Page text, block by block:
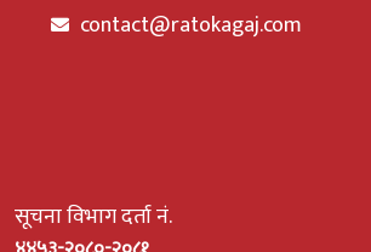
contact@ratokagaj.com
सूचना विभाग दर्ता नं.